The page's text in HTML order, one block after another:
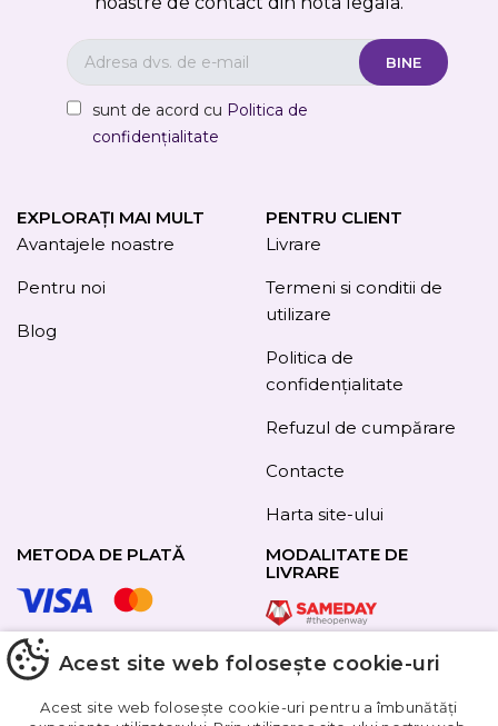
sunt de acord cu Politica de
confidențialitate
EXPLORAȚI MAI MULT
Avantajele noastre
Pentru noi
Blog
PENTRU CLIENT
Livrare
Termeni si conditii de
utilizare
Politica de
confidențialitate
Refuzul de cumpărare
Contacte
Harta site-ului
METODA DE PLATĂ
URMAȚI-NE
MODALITATE DE
LIVRARE
Acest site web folosește cookie-uri
Acest site web folosește cookie-uri pentru a îmbunătăți